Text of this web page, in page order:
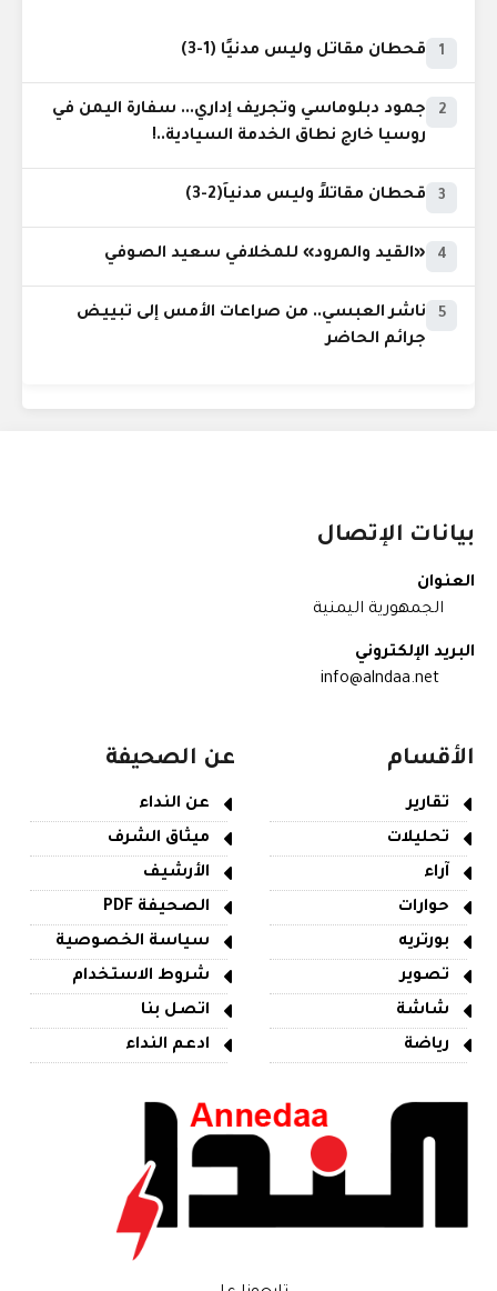
1 قحطان مقاتل وليس مدنيًا (1-3)
2
جمود دبلوماسي وتجريف إداري... سفارة اليمن في
روسيا خارج نطاق الخدمة السيادية..!
3 قحطان مقاتلاً وليس مدنياً(2-3)
4 «القيد والمرود» للمخلافي سعيد الصوفي
5
ناشر العبسي.. من صراعات الأمس إلى تبييض
جرائم الحاضر
بيانات الإتصال
العنوان
الجمهورية اليمنية
البريد الإلكتروني
info@alndaa.net
الأقسام
تقارير
تحليلات
آراء
حوارات
بورتريه
تصوير
شاشة
رياضة
عن الصحيفة
عن النداء
ميثاق الشرف
الأرشيف
الصحيفة PDF
سياسة الخصوصية
شروط الاستخدام
اتصل بنا
ادعم النداء